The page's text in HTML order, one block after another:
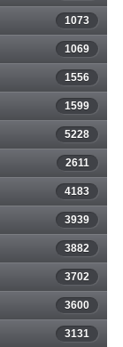
1073
1069
1556
1599
5228
2611
4183
3939
3882
3702
3600
3131